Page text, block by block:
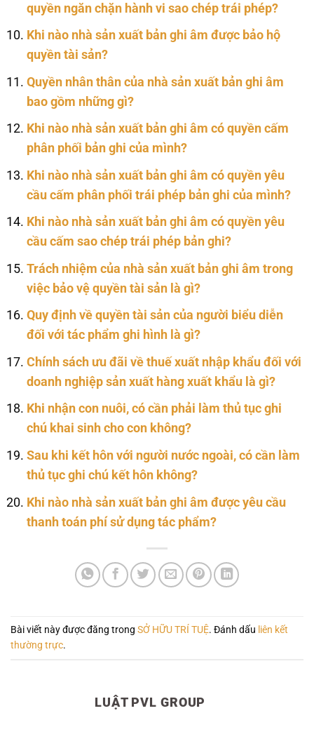
quyền ngăn chặn hành vi sao chép trái phép?
Khi nào nhà sản xuất bản ghi âm được bảo hộ
quyền tài sản?
Quyền nhân thân của nhà sản xuất bản ghi âm
bao gồm những gì?
Khi nào nhà sản xuất bản ghi âm có quyền cấm
phân phối bản ghi của mình?
Khi nào nhà sản xuất bản ghi âm có quyền yêu
cầu cấm phân phối trái phép bản ghi của mình?
Khi nào nhà sản xuất bản ghi âm có quyền yêu
cầu cấm sao chép trái phép bản ghi?
Trách nhiệm của nhà sản xuất bản ghi âm trong
việc bảo vệ quyền tài sản là gì?
Quy định về quyền tài sản của người biểu diễn
đối với tác phẩm ghi hình là gì?
Chính sách ưu đãi về thuế xuất nhập khẩu đối với
doanh nghiệp sản xuất hàng xuất khẩu là gì?
Khi nhận con nuôi, có cần phải làm thủ tục ghi
chú khai sinh cho con không?
Sau khi kết hôn với người nước ngoài, có cần làm
thủ tục ghi chú kết hôn không?
Khi nào nhà sản xuất bản ghi âm được yêu cầu
thanh toán phí sử dụng tác phẩm?
Bài viết này được đăng trong SỞ HỮU TRÍ TUỆ. Đánh dấu liên kết
thường trực.
LUẬT PVL GROUP